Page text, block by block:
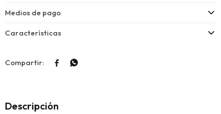
Medios de pago
Características
 
Descripción